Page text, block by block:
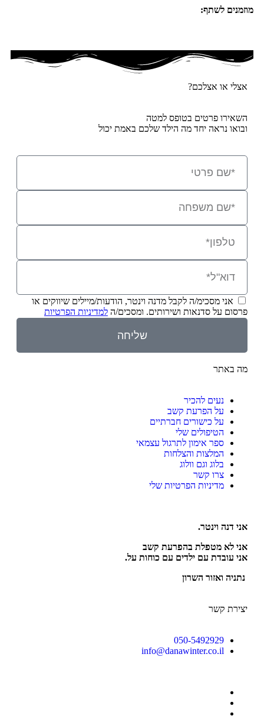
מוזמנים לשתף:
אצלי או אצלכם?
השאירו פרטים בטופס למטה
ובואו נראה יחד מה הילד שלכם באמת יכול
אני מסכימ/ה לקבל מדנה וינטר, הודעות/מיילים שיווקים או
פרסום על סדנאות ושירותים. ומסכים/ה למדיניות הפרטיות
שליחה
מה באתר
נעים להכיר
על הפרעת קשב
על כישורים חברתיים
הטיפולים שלי
ספר אימון לתרגול עצמאי
המלצות והצלחות
בלוג וגם וולוג
צרו קשר
מדיניות הפרטיות שלי
אני דנה וינטר.
אני לא מטפלת בהפרעת קשב
אני עובדת עם ילדים עם כוחות על.
נתניה ואזור השרון
יצירת קשר
050-5492929
info@danawinter.co.il